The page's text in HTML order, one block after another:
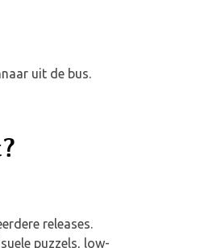
uit de bus.
releases.
puzzels, low-